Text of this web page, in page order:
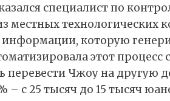
специалист по
местных технологических
информации, которую
этот
перевести Чжоу на другую
– с 25 тысяч до 15 тысяч